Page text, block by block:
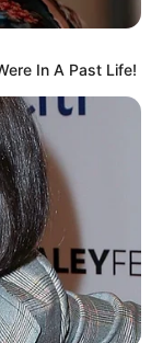
In A Past Life!